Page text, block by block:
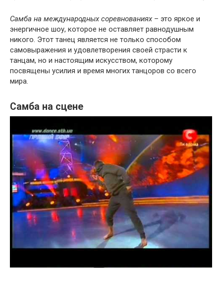
Самба на международных соревнованиях – это яркое и
энергичное шоу, которое не оставляет равнодушным
никого. Этот танец является не только способом
самовыражения и удовлетворения своей страсти к
танцам, но и настоящим искусством, которому
посвящены усилия и время многих танцоров со всего
мира.
Самба на сцене